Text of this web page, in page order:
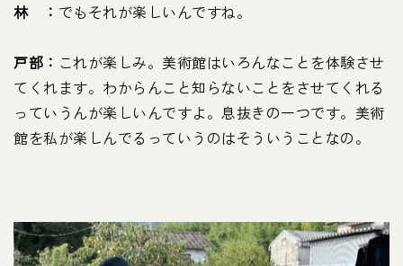
林 ： でもそれが楽しいんですね。
戸部： これが楽しみ。美術館はいろんなことを体験させ
てくれます。わからんこと知らないことをさせてくれる
っていうんが楽しいんですよ。息抜きの一つです。美術
館を私が楽しんでるっていうのはそういうことなの。